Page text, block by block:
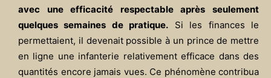
avec une efficacité respectable après seulement
quelques semaines de pratique. Si les finances le
permettaient, il devenait possible à un prince de mettre
en ligne une infanterie relativement efficace dans des
quantités encore jamais vues. Ce phénomène contribua